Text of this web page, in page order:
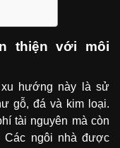
thiện với môi
xu hướng này là sử
gỗ, đá và kim loại.
tài nguyên mà còn
Các ngôi nhà được